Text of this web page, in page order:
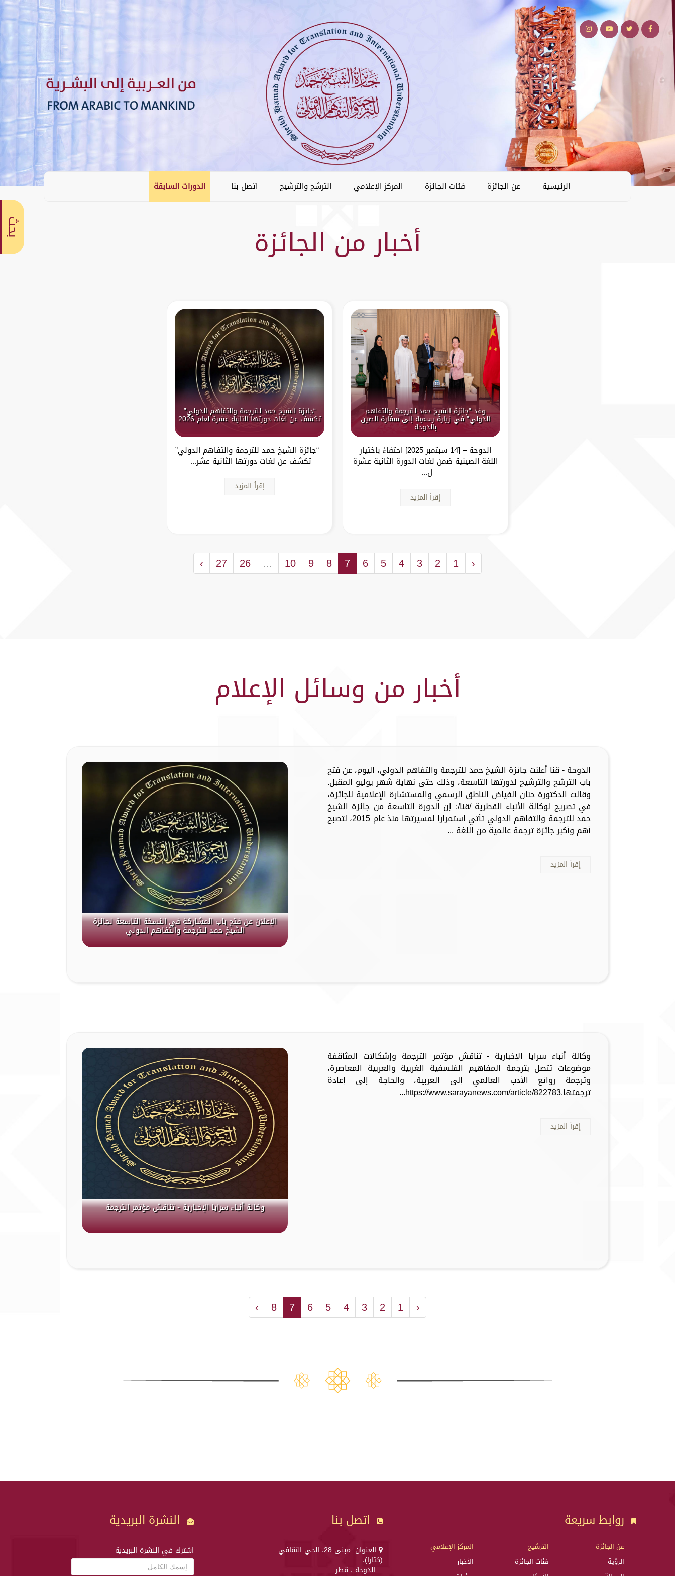
الرئيسية عن الجائزة فئات الجائزة المركز الإعلامي الترشح والترشيح اتصل بنا الدورات السابقة
أخبار من الجائزة
وفد "جائزة الشيخ حمد للترجمة والتفاهم
الدولي" في زيارة رسمية إلى سفارة الصين
بالدوحة
الدوحة – [14 سبتمبر 2025] احتفاءً باختيار
اللغة الصينية ضمن لغات الدورة الثانية عشرة
ل...
إقرأ المزيد
“جائزة الشيخ حمد للترجمة والتفاهم الدولي”
تكشف عن لغات دورتها الثانية عشرة لعام 2026
“جائزة الشيخ حمد للترجمة والتفاهم الدولي”
تكشف عن لغات دورتها الثانية عشر...
إقرأ المزيد
‹
1
2
3
4
5
6
7
8
9
10
...
26
27
›
أخبار من وسائل الإعلام
الإعلان عن فتح باب المشاركة في النسخة التاسعة لجائزة
الشيخ حمد للترجمة والتفاهم الدولي
الدوحة - قنا أعلنت جائزة الشيخ حمد للترجمة والتفاهم الدولي، اليوم، عن فتح
باب الترشح والترشيح لدورتها التاسعة، وذلك حتى نهاية شهر يوليو المقبل.
وقالت الدكتورة حنان الفياض الناطق الرسمي والمستشارة الإعلامية للجائزة،
في تصريح لوكالة الأنباء القطرية /قنا/: إن الدورة التاسعة من جائزة الشيخ
حمد للترجمة والتفاهم الدولي تأتي استمرارا لمسيرتها منذ عام 2015، لتصبح
أهم وأكبر جائزة ترجمة عالمية من اللغة ...
إقرأ المزيد
وكالة أنباء سرايا الإخبارية - تناقش مؤتمر الترجمة
وكالة أنباء سرايا الإخبارية - تناقش مؤتمر الترجمة وإشكالات المثاقفة
موضوعات تتصل بترجمة المفاهيم الفلسفية الغربية والعربية المعاصرة،
وترجمة روائع الأدب العالمي إلى العربية، والحاجة إلى إعادة
ترجمتها.https://www.sarayanews.com/article/822783...
إقرأ المزيد
‹
1
2
3
4
5
6
7
8
›
بحث
روابط سريعة
عن الجائزة
الرؤية
الترشيح
فئات الجائزة
المركز الإعلامي
الأخبار
اتصل بنا
العنوان: مبنى 28، الحي الثقافي
(كتارا)،
الدوحة ، قطر
النشرة البريدية
اشترك في النشرة البريدية